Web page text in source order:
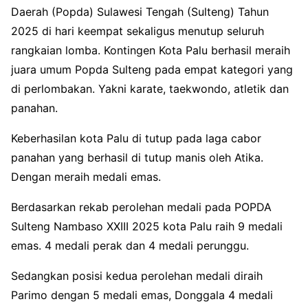
Daerah (Popda) Sulawesi Tengah (Sulteng) Tahun
2025 di hari keempat sekaligus menutup seluruh
rangkaian lomba. Kontingen Kota Palu berhasil meraih
juara umum Popda Sulteng pada empat kategori yang
di perlombakan. Yakni karate, taekwondo, atletik dan
panahan.
Keberhasilan kota Palu di tutup pada laga cabor
panahan yang berhasil di tutup manis oleh Atika.
Dengan meraih medali emas.
Berdasarkan rekab perolehan medali pada POPDA
Sulteng Nambaso XXIII 2025 kota Palu raih 9 medali
emas. 4 medali perak dan 4 medali perunggu.
Sedangkan posisi kedua perolehan medali diraih
Parimo dengan 5 medali emas, Donggala 4 medali